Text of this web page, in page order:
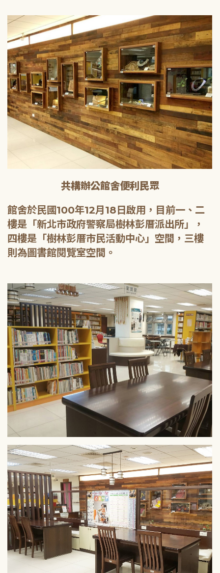
共構辦公館舍便利民眾
館舍於民國100年12月18日啟用，目前一、二
樓是「新北市政府警察局樹林彭厝派出所」，
四樓是「樹林彭厝市民活動中心」空間，三樓
則為圖書館閱覽室空間。